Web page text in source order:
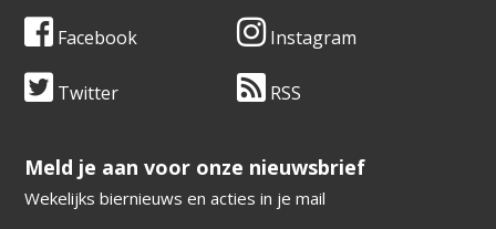
Facebook Instagram
Twitter RSS
​​​​​​​Meld je aan voor onze nieuwsbrief
Wekelijks biernieuws en acties in je mail